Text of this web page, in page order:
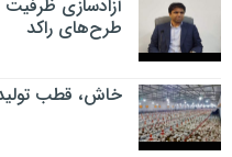
آزادسازی
طرح‌های راکد
خاش، قطب